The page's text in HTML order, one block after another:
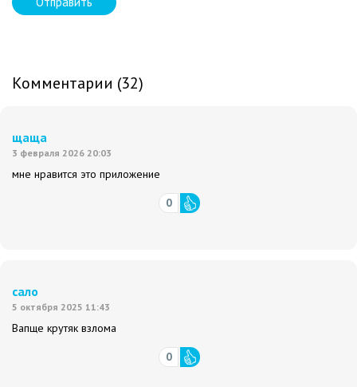
Комментарии (32)
щаща
3 февраля 2026 20:03
мне нравится это приложение
0
сало
5 октября 2025 11:43
Вапще крутяк взлома
0